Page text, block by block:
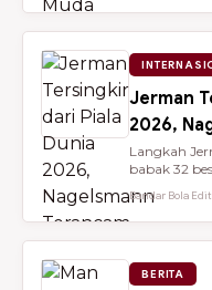
Jerman
2026,
Langkah
babak 32
Bandar Bola
BERITA